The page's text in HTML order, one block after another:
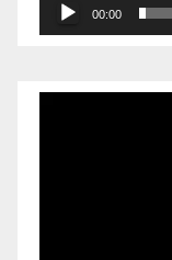
00:00